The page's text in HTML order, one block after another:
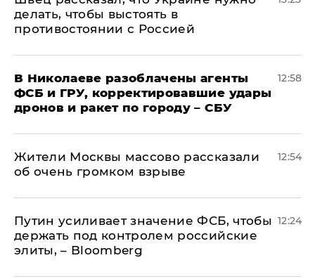
делать, чтобы выстоять в
противостоянии с Россией
В Николаеве разоблачены агенты
ФСБ и ГРУ, корректировавшие удары
дронов и ракет по городу – СБУ
12:58
Жители Москвы массово рассказали
об очень громком взрыве
12:54
Путин усиливает значение ФСБ, чтобы
держать под контролем российские
элиты, – Bloomberg
12:24